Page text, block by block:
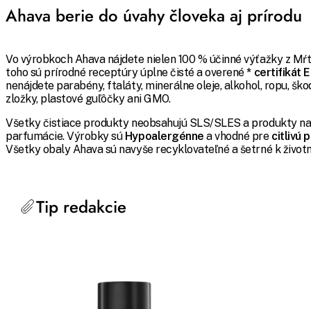
Ahava berie do úvahy človeka aj prírodu
Vo výrobkoch Ahava nájdete nielen 100 % účinné výťažky z
toho sú prírodné receptúry úplne čisté a overené* certifikát
nenájdete parabény, ftaláty, minerálne oleje, alkohol, ropu,
zložky, plastové guľôčky ani GMO.
Všetky čistiace produkty neobsahujú SLS/SLES a produkty
parfumácie. Výrobky sú Hypoalergénnea vhodné pre citlivú
Všetky obaly Ahava sú navyše recyklovateľné a šetrné k
Tip redakcie